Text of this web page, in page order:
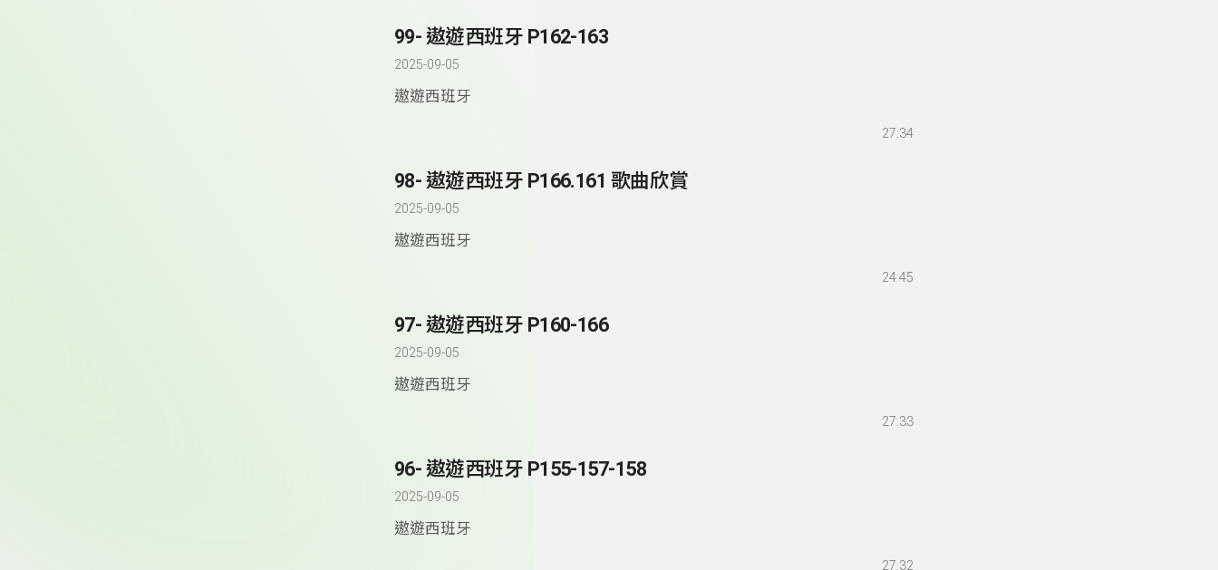
99- 遨遊西班牙 P162-163
2025-09-05
遨遊西班牙
27:34
98- 遨遊西班牙 P166.161 歌曲欣賞
2025-09-05
遨遊西班牙
24:45
97- 遨遊西班牙 P160-166
2025-09-05
遨遊西班牙
27:33
96- 遨遊西班牙 P155-157-158
2025-09-05
遨遊西班牙
27:32